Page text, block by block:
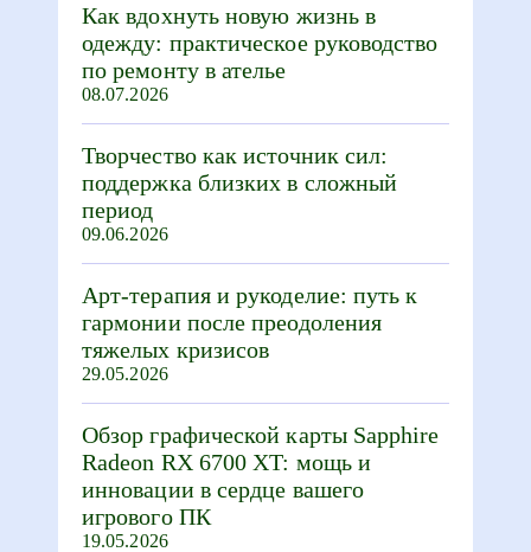
Как вдохнуть новую жизнь в
одежду: практическое руководство
по ремонту в ателье
08.07.2026
Творчество как источник сил:
поддержка близких в сложный
период
09.06.2026
Арт-терапия и рукоделие: путь к
гармонии после преодоления
тяжелых кризисов
29.05.2026
Обзор графической карты Sapphire
Radeon RX 6700 XT: мощь и
инновации в сердце вашего
игрового ПК
19.05.2026